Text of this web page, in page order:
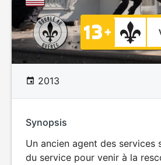
2013
Synopsis
Un ancien agent des services
du service pour venir à la